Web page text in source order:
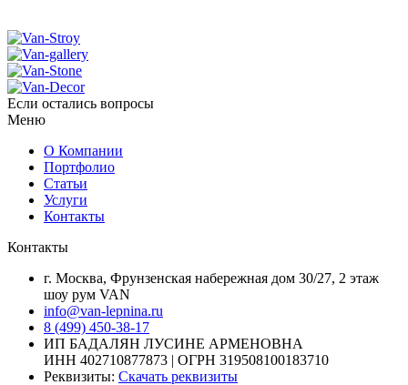
Если остались вопросы
Меню
О Компании
Портфолио
Статьи
Услуги
Контакты
Контакты
г. Москва, Фрунзенская набережная дом 30/27, 2 этаж
шоу рум VAN
info@van-lepnina.ru
8 (499) 450-38-17
ИП БАДАЛЯН ЛУСИНЕ АРМЕНОВНА
ИНН 402710877873 | ОГРН 319508100183710
Реквизиты: Скачать реквизиты